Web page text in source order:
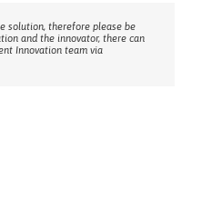
solution, therefore please be
and the innovator, there can
Innovation team via